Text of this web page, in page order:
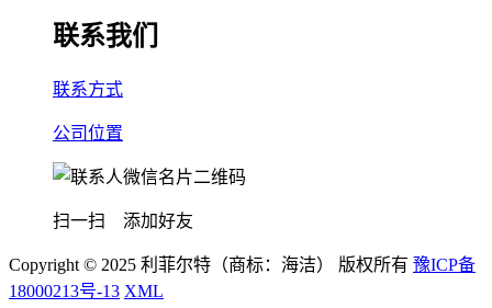
联系我们
联系方式
公司位置
扫一扫 添加好友
Copyright © 2025 利菲尔特（商标：海洁） 版权所有 豫ICP备
18000213号-13 XML